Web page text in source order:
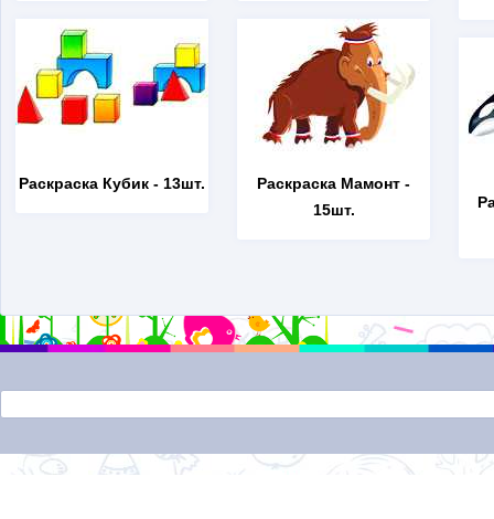
Раскраска Кубик - 13шт. Раскраска Мамонт -
15шт.